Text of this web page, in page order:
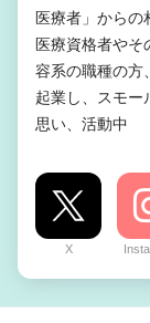
医療者」から
医療資格者やそ
容系の職種の方
起業し、スモー
思い、活動中
X